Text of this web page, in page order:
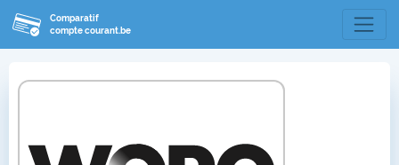
Comparatif
compte courant.be